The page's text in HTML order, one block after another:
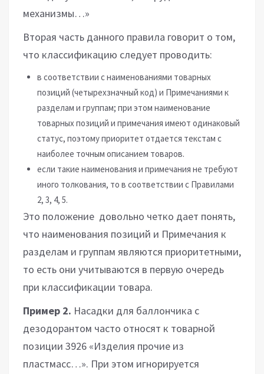
механизмы…»
Вторая часть данного правила говорит о том,
что классификацию следует проводить:
в соответствии с наименованиями товарных
позиций (четырехзначный код) и Примечаниями к
разделам и группам; при этом наименование
товарных позиций и примечания имеют одинаковый
статус, поэтому приоритет отдается текстам с
наиболее точным описанием товаров.
если такие наименования и примечания не требуют
иного толкования, то в соответствии с Правилами
2, 3, 4, 5.
Это положение довольно четко дает понять,
что наименования позиций и Примечания к
разделам и группам являются приоритетными,
то есть они учитываются в первую очередь
при классификации товара.
Пример 2. Насадки для баллончика с
дезодорантом часто относят к товарной
позиции 3926 «Изделия прочие из
пластмасс…». При этом игнорируется